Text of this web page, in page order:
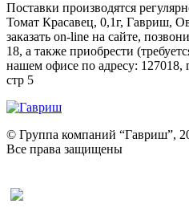
Поставки производятся
Томат Красавец, 0,1г, Гавриш,
заказать on-line на сайте,
18, а также приобрести
нашем офисе по адресу: 127018,
стр 5
© Группа компаний “Гавриш”,
Все права защищены